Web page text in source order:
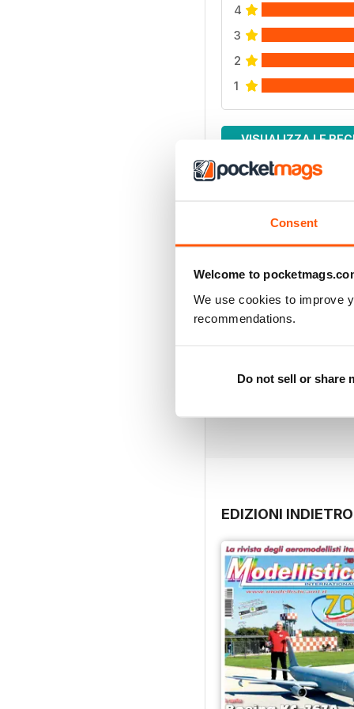
Consent
Welcome to
We use cookies to improve
recommendations.
Do not sell or share
4
3
2
1
VISUALIZZA LE
EDIZIONI INDIETRO